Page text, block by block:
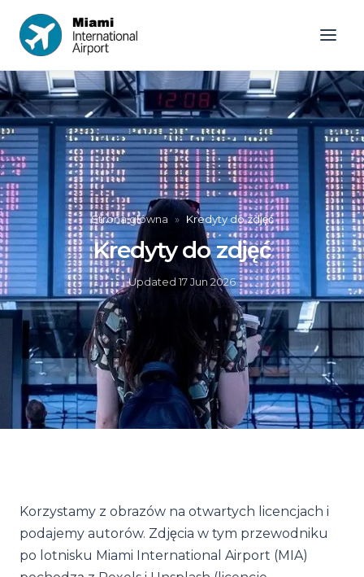
Strona główna » Kredyty do zdjęć
Kredyty do zdjęć
Updated17 Jun 2026
Korzystamy z obrazów na otwartych licencjach i
podajemy autorów. Zdjęcia w tym przewodniku
po lotnisku Miami International Airport (MIA)